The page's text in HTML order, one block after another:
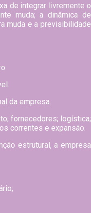
de integrar livremente o
muda; a dinâmica de
muda e a previsibilidade
da empresa.
fornecedores; logística;
correntes e expansão.
estrutural, a empresa